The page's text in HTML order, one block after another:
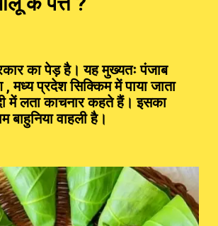
का पेड़ है। यह मुख्यतः पंजाब
, मध्य प्रदेश सिक्किम में पाया जाता
में लता काचनार कहते हैं। इसका
बाहुनिया वाहली है।